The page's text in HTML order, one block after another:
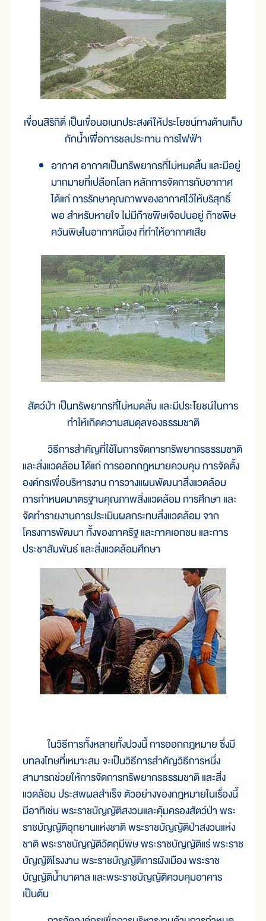
เขื่อนสิริกิติ์ เป็นเขื่อนอเนกประสงค์ให้ประโยชน์ทางด้านเก็บ
กักน้ำเพื่อการชลประทาน การไฟฟ้า
อากาศ อากาศเป็นทรัพยากรที่ไม่หมดสิ้น และมีอยู่
มากมายที่เปลือกโลก หลักการจัดการกับอากาศ
ได้แก่ การรักษาคุณภาพของอากาศไว้ให้บริสุทธิ์
พอ สำหรับหายใจ ไม่มีก๊าซพิษเจือปนอยู่ ก๊าซพิษ
ควันพิษในอากาศนี้เอง ที่ทำให้อากาศเสีย
สัตว์ป่า เป็นทรัพยากรที่ไม่หมดสิ้น และมีประโยชน์ในการ
ทำให้เกิดความสมดุลของธรรมชาติ
วิธีการสำคัญที่ใช้ในการจัดการทรัพยากรธรรมชาติ
และสิ่งแวดล้อม ได้แก่ การออกกฎหมายควบคุม การจัดตั้ง
องค์กรเพื่อบริหารงาน การวางแผนพัฒนาสิ่งแวดล้อม
การกำหนดมาตรฐานคุณภาพสิ่งแวดล้อม การศึกษา และ
จัดทำรายงานการประเมินผลกระทบสิ่งแวดล้อม จาก
โครงการพัฒนา ทั้งของภาครัฐ และภาคเอกชน และการ
ประชาสัมพันธ์ และสิ่งแวดล้อมศึกษา
ในวิธีการทั้งหลายทั้งปวงนี้ การออกกฎหมาย ซึ่งมี
บทลงโทษที่เหมาะสม จะเป็นวิธีการสำคัญวิธีการหนึ่ง
สามารถช่วยให้การจัดการทรัพยากรธรรมชาติ และสิ่ง
แวดล้อม ประสพผลสำเร็จ ตัวอย่างของกฎหมายในเรื่องนี้
มีอาทิเช่น พระราชบัญญัติสงวนและคุ้มครองสัตว์ป่า พระ
ราชบัญญัติอุทยานแห่งชาติ พระราชบัญญัติป่าสงวนแห่ง
ชาติ พระราชบัญญัติวัตถุมีพิษ พระราชบัญญัติแร่ พระราช
บัญญัติโรงงาน พระราชบัญญัติการผังเมือง พระราช
บัญญัติน้ำบาดาล และพระราชบัญญัติควบคุมอาคาร
เป็นต้น